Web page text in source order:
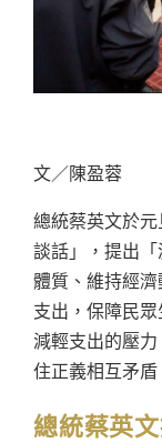
文／陳盈蓉
總統蔡英文於
談話」，提出
體質、維持經
支出，保障民
減輕支出的壓
住正義相互矛盾
總統蔡英文